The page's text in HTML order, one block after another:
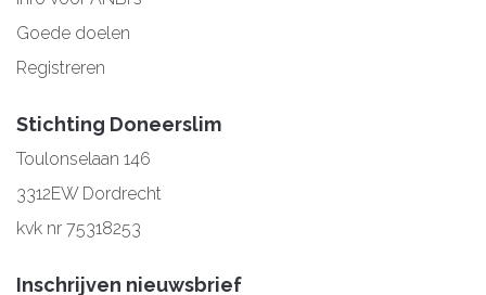
Goede doelen
Registreren
Stichting Doneerslim
Toulonselaan 146
3312EW Dordrecht
kvk nr 75318253
Inschrijven nieuwsbrief